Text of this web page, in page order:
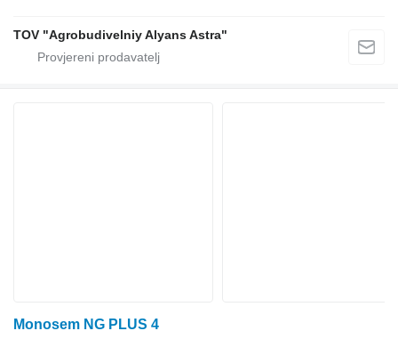
TOV "Agrobudivelniy Alyans Astra"
Monosem NG PLUS 4